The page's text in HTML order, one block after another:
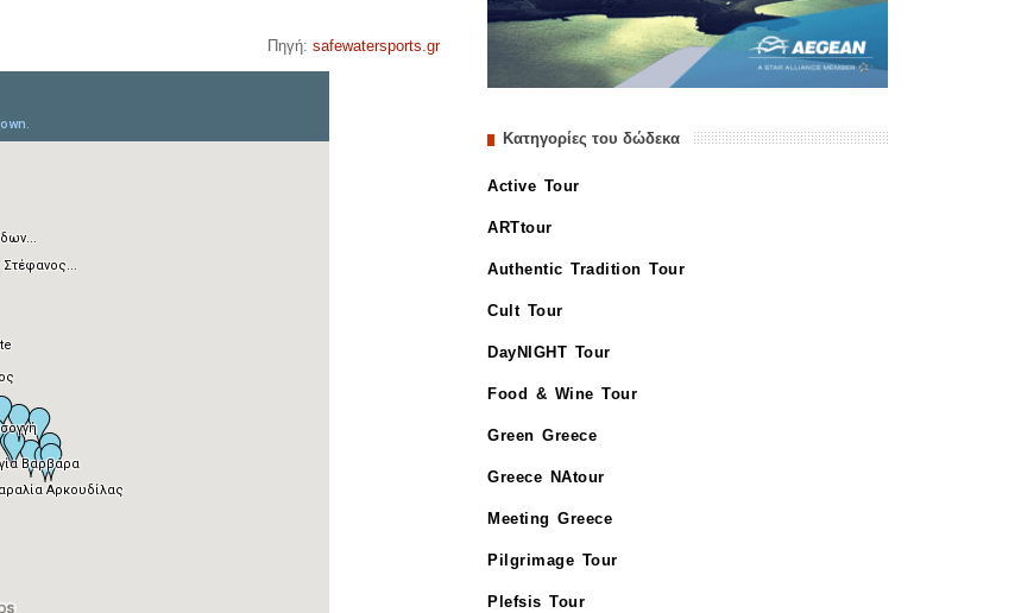
Πηγή:safewatersports.gr
Κατηγορίες του δώδεκα
Active Tour
ARTtour
Authentic Tradition Tour
Cult Tour
DayNIGHT Tour
Food & Wine Tour
Green Greece
Greece NAtour
Meeting Greece
Pilgrimage Tour
Plefsis Tour